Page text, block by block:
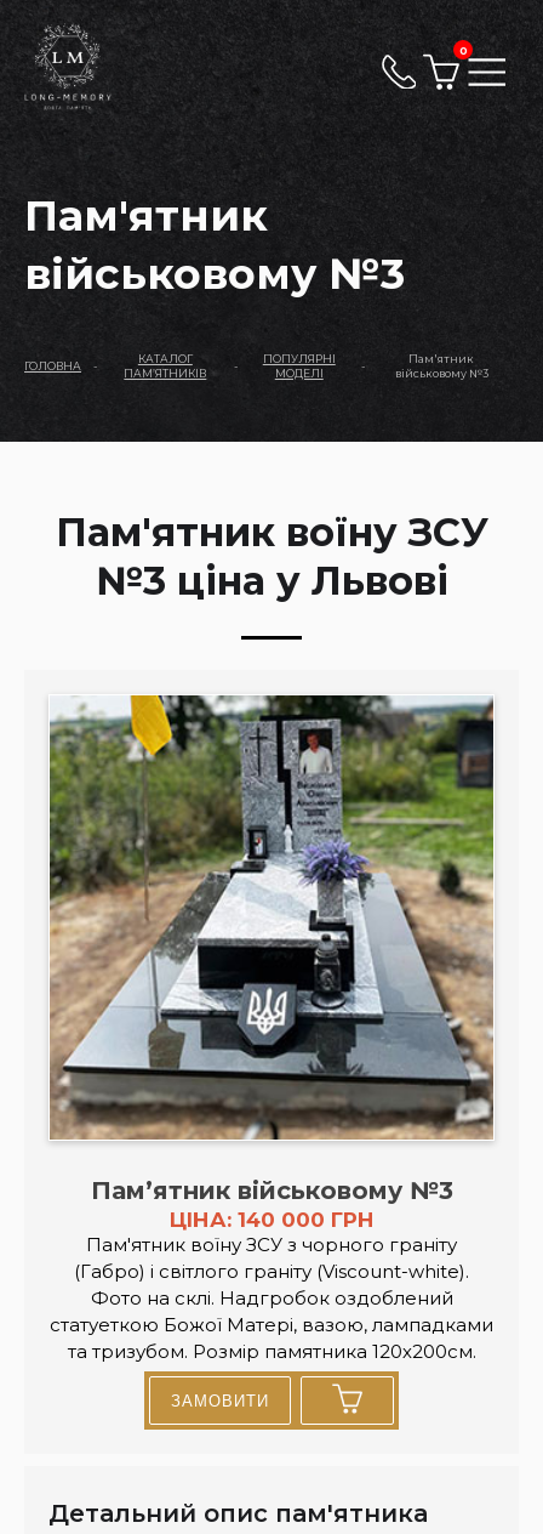
0
Пам'ятник
військовому №3
ГОЛОВНА -
КАТАЛОГ
ПАМ’ЯТНИКІВ
-
ПОПУЛЯРНІ
МОДЕЛІ
-
Пам'ятник
військовому №3
Пам'ятник воїну ЗСУ
№3 ціна у Львові
Памʼятник військовому №3
ЦІНА: 140 000 ГРН
Пам'ятник воїну ЗСУ з чорного граніту
(Габро) і світлого граніту (Viscount-white).
Фото на склі. Надгробок оздоблений
статуеткою Божої Матері, вазою, лампадками
та тризубом. Розмір памятника 120х200см.
ЗАМОВИТИ
Детальний опис пам'ятника